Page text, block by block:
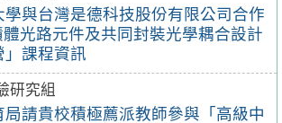
學與台灣是德科技股份有限公司合作
光路元件及共同封裝光學耦合設計
」課程資訊
研究組
請貴校積極薦派教師參與「高級中